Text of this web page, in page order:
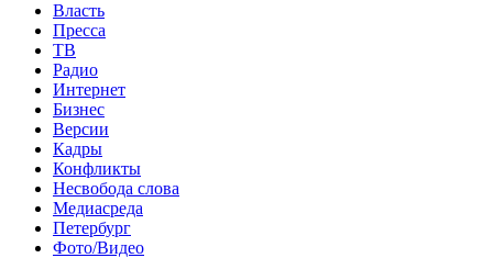
Власть
Пресса
ТВ
Радио
Интернет
Бизнес
Версии
Кадры
Конфликты
Несвобода слова
Медиасреда
Петербург
Фото/Видео